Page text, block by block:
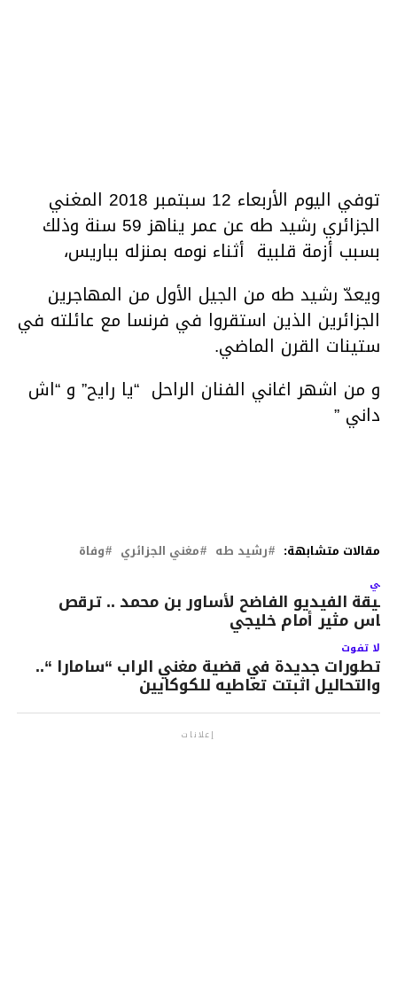
توفي اليوم الأربعاء 12 سبتمبر 2018 المغني
الجزائري رشيد طه عن عمر يناهز 59 سنة وذلك
بسبب أزمة قلبية أثناء نومه بمنزله بباريس،
ويعدّ رشيد طه من الجيل الأول من المهاجرين
الجزائرين الذين استقروا في فرنسا مع عائلته في
ستينات القرن الماضي.
و من اشهر اغاني الفنان الراحل “يا رايح” و “اش
داني ”
مقالات متشابهة: رشيد طه مغني الجزائري وفاة
الفيديو الفاضح لأساور بن محمد .. ترقص
مثير أمام خليجي
لا تفوت
تطورات جديدة في قضية مغني الراب “سامارا “..
والتحاليل اثبتت تعاطيه للكوكايين
إعلانات